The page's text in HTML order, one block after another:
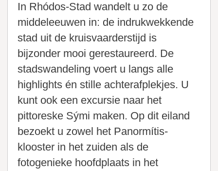
In Rhódos-Stad wandelt u zo de
middeleeuwen in: de indrukwekkende
stad uit de kruisvaarderstijd is
bijzonder mooi gerestaureerd. De
stadswandeling voert u langs alle
highlights én stille achterafplekjes. U
kunt ook een excursie naar het
pittoreske Sými maken. Op dit eiland
bezoekt u zowel het Panormítis-
klooster in het zuiden als de
fotogenieke hoofdplaats in het